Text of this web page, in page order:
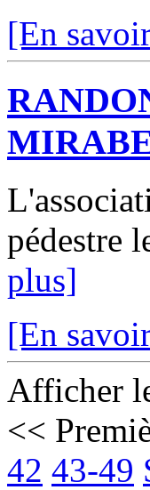
[En
pédestre
plus]
[En
Afficher
<<
42 43-49